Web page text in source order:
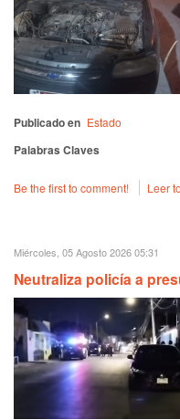
Publicado en Estado
Palabras Claves
Be the first to comment! Leer
Miércoles, 05 Agosto 2026 05:31
Neutraliza policía a